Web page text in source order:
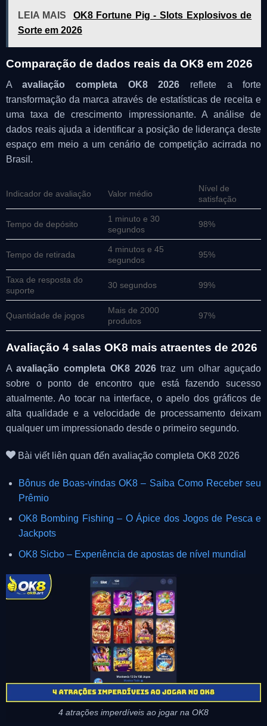
LEIA MAIS
OK8 Fortune Pig - Slots Explosivos de
Sorte em 2026
Comparação de dados reais da OK8 em 2026
Aavaliação completa OK8 2026 reflete a forte
transformação da marca através de estatísticas de receita e
uma taxa de crescimento impressionante. A análise de
dados reais ajuda a identificar a posição de liderança deste
espaço em meio a um cenário de competição acirrada no
Brasil.
Indicador de avaliação Valor médio
Nível de
satisfação
Tempo de depósito
1 minuto e 30
segundos
98%
Tempo de retirada
4 minutos e 45
segundos
95%
Taxa de resposta do
suporte
30 segundos 99%
Quantidade de jogos
Mais de 2000
produtos
97%
Avaliação 4 salas OK8 mais atraentes de 2026
Aavaliação completa OK8 2026traz um olhar aguçado
sobre o ponto de encontro que está fazendo sucesso
atualmente. Ao tocar na interface, o apelo dos gráficos de
alta qualidade e a velocidade de processamento deixam
qualquer um impressionado desde o primeiro segundo.
Bài viết liên quan đến avaliação completa OK8 2026
Bônus de Boas-vindas OK8 – Saiba Como Receber seu
Prêmio
OK8 Bombing Fishing – O Ápice dos Jogos de Pesca e
Jackpots
OK8 Sicbo – Experiência de apostas de nível mundial
4 atrações imperdíveis ao jogar na OK8